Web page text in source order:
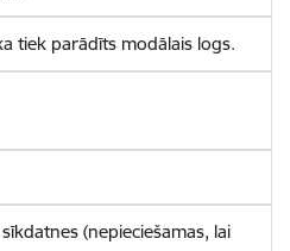
tiek parādīts modālais logs.
(nepieciešamas, lai